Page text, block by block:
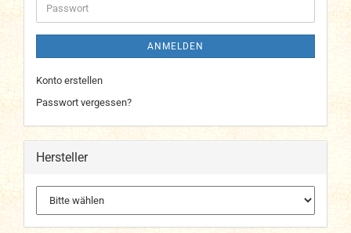
Passwort
ANMELDEN
Konto erstellen
Passwort vergessen?
Hersteller